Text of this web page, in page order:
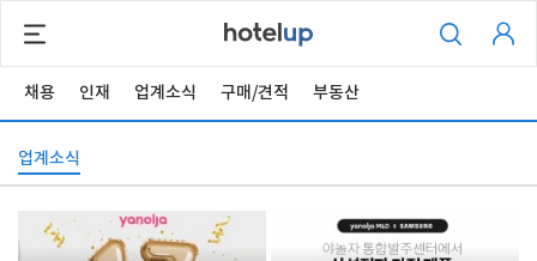
채용 인재 업계소식 구매/견적 부동산
업계소식